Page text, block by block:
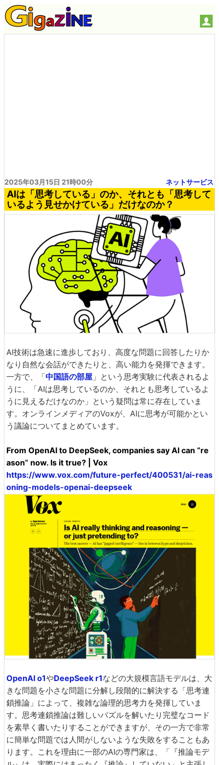
2025年03月15日 21時00分 ネットサービス
AIは「思考している」のか、それとも「思考して
いるよう見せかけている」だけなのか？
AI技術は急速に進歩しており、高度な問題に回答したりか
なり自然な会話ができたりと、高い能力を発揮できます。
一方で、「中国語の部屋 」という思考実験に代表されるよ
うに、「AIは思考しているのか、それとも思考しているよ
うに見えるだけなのか」という疑問は常に存在していま
す。オンラインメディアのVoxが、AIに思考が可能かとい
う議論についてまとめています。
From OpenAI to DeepSeek, companies say AI can “re
ason” now. Is it true? | Vox
https://www.vox.com/future-perfect/400531/ai-reas
oning-models-openai-deepseek
OpenAI o1やDeepSeek r1などの大規模言語モデルは、大
きな問題を小さな問題に分解し段階的に解決する「思考連
鎖推論」によって、複雑な論理的思考力を発揮していま
す。思考連鎖推論は難しいパズルを解いたり完璧なコード
を素早く書いたりすることができますが、その一方で非常
に簡単な問題では人間がしないような失敗をすることもあ
ります。これを理由に一部のAIの専門家は、「『推論モデ